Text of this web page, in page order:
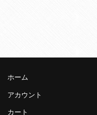
ホーム
アカウント
カート